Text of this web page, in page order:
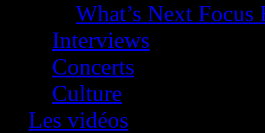
What’s Next
Interviews
Concerts
Culture
Les vidéos